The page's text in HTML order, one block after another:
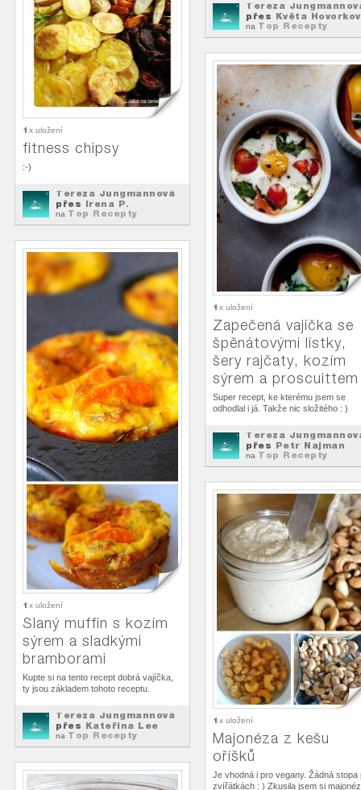
Tereza
přes Květa
na Top Recepty
1 x uložení
fitness chipsy
:-)
Tereza Jungmannová
přes Irena P.
na Top Recepty
1 x uložení
Zapečená vajíčka se
špěnátovými lístky,
šery rajčaty, kozím
sýrem a proscuittem
Super recept, ke kterému jsem se
odhodlal i já. Takže nic složitého : )
Tereza
přes Petr Najman
na Top Recepty
1 x uložení
Slaný muffin s kozím
sýrem a sladkými
bramborami
Kupte si na tento recept dobrá vajíčka,
ty jsou základem tohoto receptu.
Tereza Jungmannová
přes Kateřina Lee
na Top Recepty
1 x uložení
Majonéza z kešu
oříšků
Je vhodná i pro vegany. Žádná stopa
zvířátkách : ) Zkusila jsem si